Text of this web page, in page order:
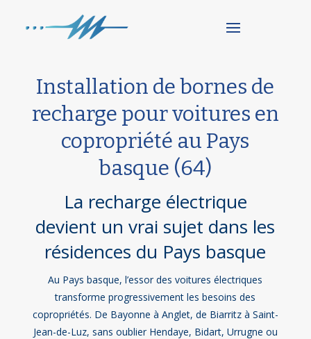
Installation de bornes de
recharge pour voitures en
copropriété au Pays
basque (64)
La recharge électrique
devient un vrai sujet dans les
résidences du Pays basque
Au Pays basque, l’essor des voitures électriques
transforme progressivement les besoins des
copropriétés. De Bayonne à Anglet, de Biarritz à Saint-
Jean-de-Luz, sans oublier Hendaye, Bidart, Urrugne ou